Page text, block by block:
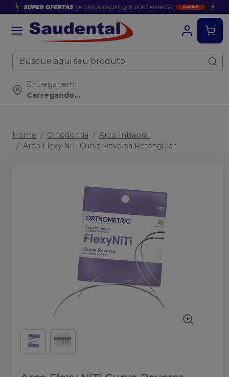
Entregar em:
Carregando...
Home Ortodontia
Arco Intraoral
Arco Flexy NiTi Curva Reversa Retangular